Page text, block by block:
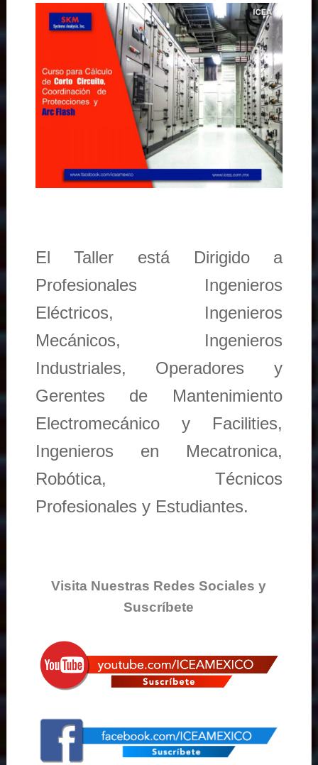
El Taller está Dirigido a
Profesionales Ingenieros
Eléctricos, Ingenieros
Mecánicos, Ingenieros
Industriales, Operadores y
Gerentes de Mantenimiento
Electromecánico y Facilities,
Ingenieros en Mecatronica,
Robótica, Técnicos
Profesionales y Estudiantes.
Visita Nuestras Redes Sociales y
Suscríbete